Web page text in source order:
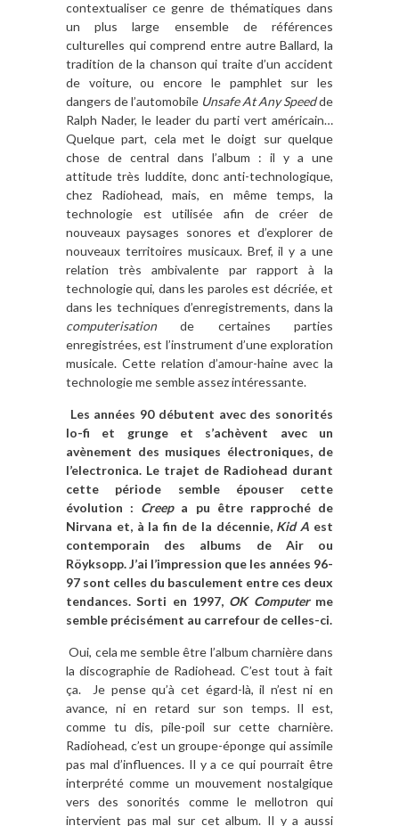
contextualiser ce genre de thématiques dans
un plus large ensemble de références
culturelles qui comprend entre autre Ballard, la
tradition de la chanson qui traite d’un accident
de voiture, ou encore le pamphlet sur les
dangers de l’automobile Unsafe At Any Speedde
Ralph Nader, le leader du parti vert américain…
Quelque part, cela met le doigt sur quelque
chose de central dans l’album : il y a une
attitude très luddite, donc anti-technologique,
chez Radiohead, mais, en même temps, la
technologie est utilisée afin de créer de
nouveaux paysages sonores et d’explorer de
nouveaux territoires musicaux. Bref, il y a une
relation très ambivalente par rapport à la
technologie qui, dans les paroles est décriée, et
dans les techniques d’enregistrements, dans la
computerisationde certaines parties
enregistrées, est l’instrument d’une exploration
musicale. Cette relation d’amour-haine avec la
technologie me semble assez intéressante.
Les années 90 débutent avec des sonorités
lo-fi et grunge et s’achèvent avec un
avènement des musiques électroniques, de
l’electronica. Le trajet de Radiohead durant
cette période semble épouser cette
évolution : Creepa pu être rapproché de
Nirvana et, à la fin de la décennie, Kid A est
contemporain des albums de Air ou
Röyksopp. J’ai l’impression que les années 96-
97 sont celles du basculement entre ces deux
tendances. Sorti en 1997, OK Computerme
semble précisément au carrefour de celles-ci.
Oui, cela me semble être l’album charnière dans
la discographie de Radiohead. C’est tout à fait
ça. Je pense qu’à cet égard-là, il n’est ni en
avance, ni en retard sur son temps. Il est,
comme tu dis, pile-poil sur cette charnière.
Radiohead, c’est un groupe-éponge qui assimile
pas mal d’influences. Il y a ce qui pourrait être
interprété comme un mouvement nostalgique
vers des sonorités comme le mellotron qui
intervient pas mal sur cet album. Il y a aussi